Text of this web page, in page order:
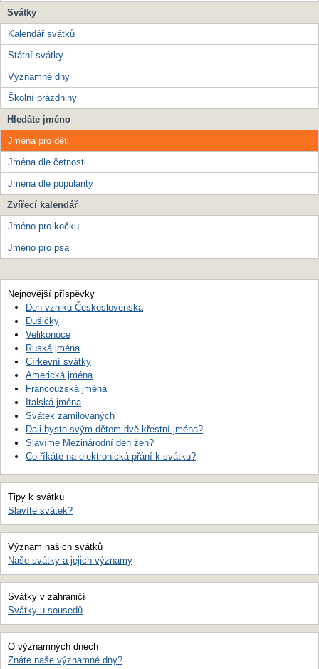
Svátky
Kalendář svátků
Státní svátky
Významné dny
Školní prázdniny
Hledáte jméno
Jména pro děti
Jména dle četnosti
Jména dle popularity
Zvířecí kalendář
Jméno pro kočku
Jméno pro psa
Nejnovější příspěvky
Den vzniku Československa
Dušičky
Velikonoce
Ruská jména
Církevní svátky
Americká jména
Francouzská jména
Italská jména
Svátek zamilovaných
Dali byste svým dětem dvě křestní jména?
Slavíme Mezinárodní den žen?
Co říkáte na elektronická přání k svátku?
Tipy k svátku
Slavíte svátek?
Význam našich svátků
Naše svátky a jejich významy
Svátky v zahraničí
Svátky u sousedů
O významných dnech
Znáte naše významné dny?